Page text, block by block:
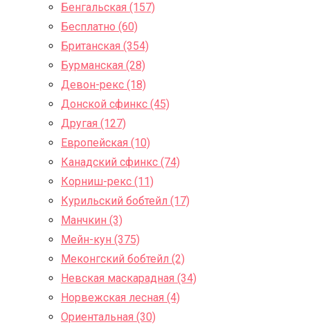
Бенгальская (157)
Бесплатно (60)
Британская (354)
Бурманская (28)
Девон-рекс (18)
Донской сфинкс (45)
Другая (127)
Европейская (10)
Канадский сфинкс (74)
Корниш-рекс (11)
Курильский бобтейл (17)
Манчкин (3)
Мейн-кун (375)
Меконгский бобтейл (2)
Невская маскарадная (34)
Норвежская лесная (4)
Ориентальная (30)